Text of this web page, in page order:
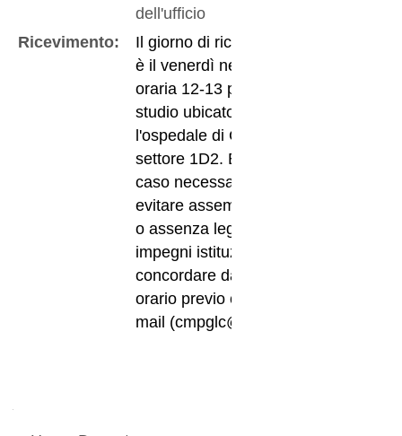
dell'ufficio
Ricevimento:
Il giorno di ricevimento
è il venerdì nella fascia
oraria 12-13 presso lo
studio ubicato presso
l'ospedale di Cona,
settore 1D2. E' in ogni
caso necessario, per
evitare assembramenti
o assenza legate a
impegni istituzionali,
concordare data e
orario previo contatto
mail (cmpglc@unife.it)